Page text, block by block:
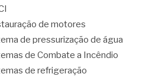
de motores
de pressurização de água
de Combate a Incêndio
de refrigeração